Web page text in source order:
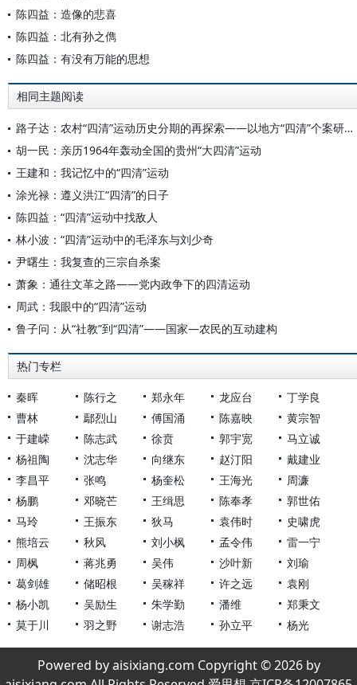
陈四益：造像的悲喜
陈四益：北有孙之儁
陈四益：有没有万能的思想
相同主题阅读
路子达：农村“四清”运动历史分期的再探索——以地方“四清”个案研究为依据
胡一民：亲历1964年轰动全国的贵州“大四清”运动
王建和：我记忆中的“四清”运动
涂光禄：遵义洪江“四清”的日子
陈四益：“四清”运动中找敌人
林小波：“四清”运动中的毛泽东与刘少奇
尹曙生：我复查的三宗自杀案
萧象：通往文革之路——党内政争下的四清运动
周武：我眼中的“四清”运动
鲁子问：从“社教”到“四清”——国家—农民的互动建构
热门专栏
秦晖 陈行之 郑永年 龙应台
丁学良
曹林
鄢烈山 傅国涌 陈嘉映
黄宗智
于建嵘
陈志武 徐贲 郭宇宽
马立诚
杨祖陶
沈志华 向继东 赵汀阳
戴建业
李昌平
张鸣 杨奎松 王海光
周濂
杨鹏
邓晓芒 王缉思 陈奉孝
郭世佑
马玲
王振东 狄马 袁伟时
史啸虎
熊培云
秋风 刘小枫 孟令伟
雷一宁
周枫
蒋兆勇 吴伟 沙叶新
刘瑜
葛剑雄
储昭根 吴稼祥 许之远
袁刚
杨小凯
吴励生 朱学勤 潘维
郑秉文
莫于川
羽之野 谢志浩 孙立平 杨光
Powered by aisixiang.com Copyright © 2026 by